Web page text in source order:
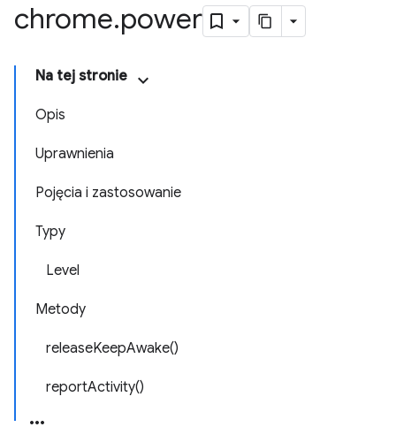
chrome.power
Na tej stronie
Opis
Uprawnienia
Pojęcia i zastosowanie
Typy
Level
Metody
releaseKeepAwake()
reportActivity()